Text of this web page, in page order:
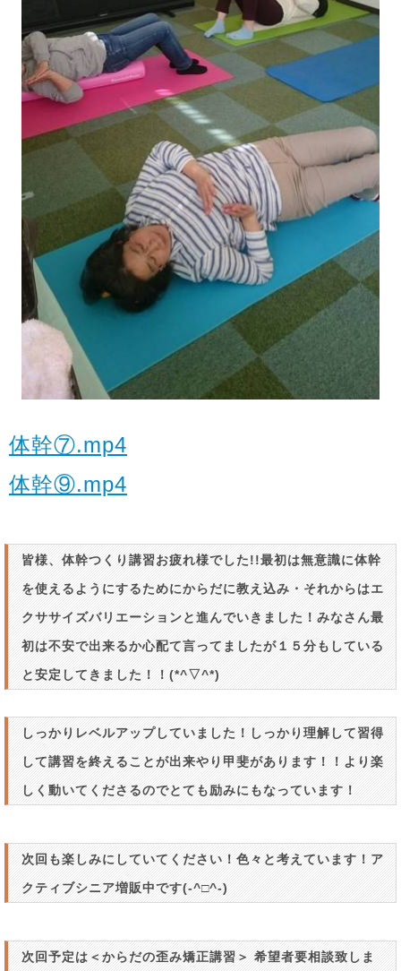
体幹⑦.mp4
体幹⑨.mp4
皆様、体幹つくり講習お疲れ様でした!!最初は無意識に体幹
を使えるようにするためにからだに教え込み・それからはエ
クササイズバリエーションと進んでいきました！みなさん最
初は不安で出来るか心配て言ってましたが１５分もしている
と安定してきました！！(*^▽^*)
しっかりレベルアップしていました！しっかり理解して習得
して講習を終えることが出来やり甲斐があります！！より楽
しく動いてくださるのでとても励みにもなっています！
次回も楽しみにしていてください！色々と考えています！ア
クティブシニア増販中です(-^□^-)
次回予定は＜からだの歪み矯正講習＞ 希望者要相談致しま